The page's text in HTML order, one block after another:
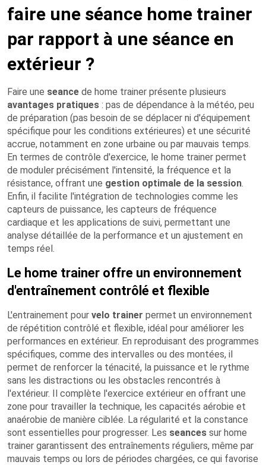
faire une séance home trainer
par rapport à une séance en
extérieur ?
Faire une seance de home trainer présente plusieurs
avantages pratiques : pas de dépendance à la météo, peu
de préparation (pas besoin de se déplacer ni d'équipement
spécifique pour les conditions extérieures) et une sécurité
accrue, notamment en zone urbaine ou par mauvais temps.
En termes de contrôle d'exercice, le home trainer permet
de moduler précisément l'intensité, la fréquence et la
résistance, offrant une gestion optimale de la session.
Enfin, il facilite l'intégration de technologies comme les
capteurs de puissance, les capteurs de fréquence
cardiaque et les applications de suivi, permettant une
analyse détaillée de la performance et un ajustement en
temps réel.
Le home trainer offre un environnement
d'entraînement contrôlé et flexible
L'entrainement pour velo trainer permet un environnement
de répétition contrôlé et flexible, idéal pour améliorer les
performances en extérieur. En reproduisant des programmes
spécifiques, comme des intervalles ou des montées, il
permet de renforcer la ténacité, la puissance et le rythme
sans les distractions ou les obstacles rencontrés à
l'extérieur. Il complète l'exercice extérieur en offrant une
zone pour travailler la technique, les capacités aérobie et
anaérobie de manière ciblée. La régularité et la constance
sont essentielles pour progresser. Les seances sur home
trainer garantissent des entraînements réguliers, même par
mauvais temps ou lors de périodes chargées, ce qui favorise